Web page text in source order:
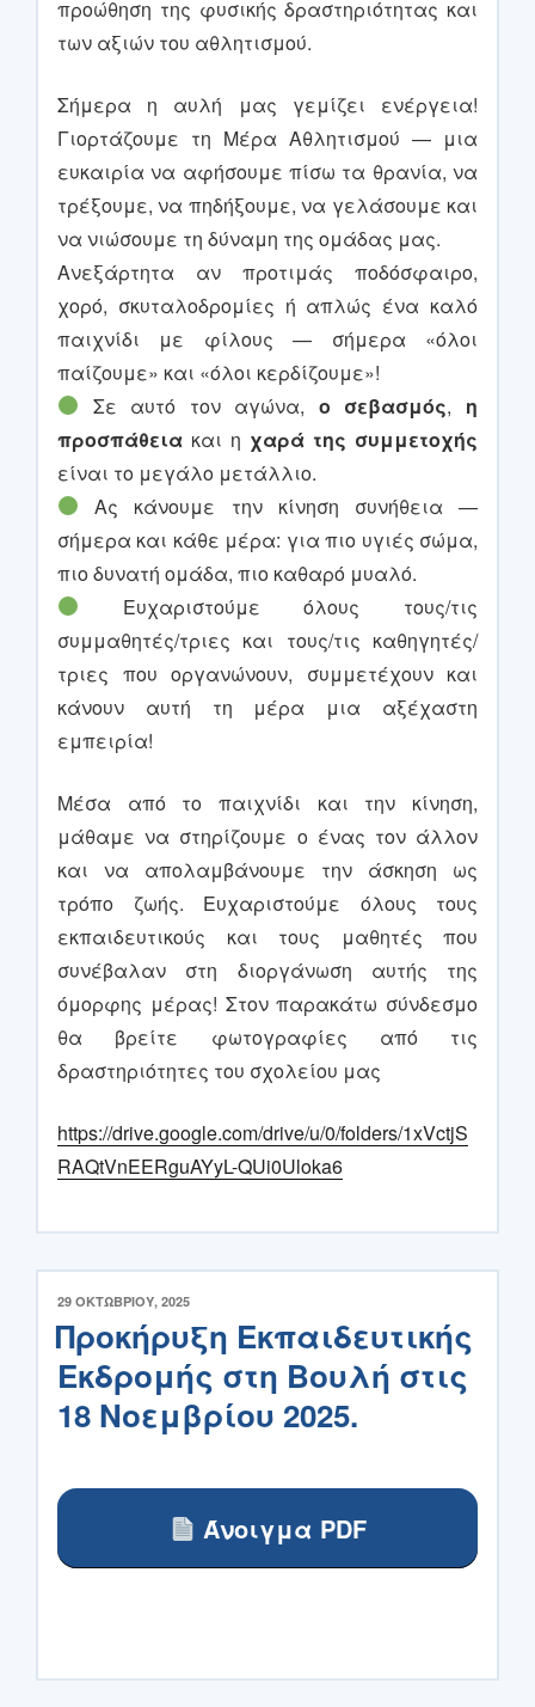
προώθηση της φυσικής δραστηριότητας και
των αξιών του αθλητισμού.
Σήμερα η αυλή μας γεμίζει ενέργεια!
Γιορτάζουμε τη Μέρα Αθλητισμού — μια
ευκαιρία να αφήσουμε πίσω τα θρανία, να
τρέξουμε, να πηδήξουμε, να γελάσουμε και
να νιώσουμε τη δύναμη της ομάδας μας.
Ανεξάρτητα αν προτιμάς ποδόσφαιρο,
χορό, σκυταλοδρομίες ή απλώς ένα καλό
παιχνίδι με φίλους — σήμερα «όλοι
παίζουμε» και «όλοι κερδίζουμε»!
Σε αυτό τον αγώνα, ο σεβασμός, η
προσπάθεια και η χαρά της συμμετοχής
είναι το μεγάλο μετάλλιο.
Ας κάνουμε την κίνηση συνήθεια —
σήμερα και κάθε μέρα: για πιο υγιές σώμα,
πιο δυνατή ομάδα, πιο καθαρό μυαλό.
Ευχαριστούμε όλους τους/τις
συμμαθητές/τριες και τους/τις καθηγητές/
τριες που οργανώνουν, συμμετέχουν και
κάνουν αυτή τη μέρα μια αξέχαστη
εμπειρία!
Μέσα από το παιχνίδι και την κίνηση,
μάθαμε να στηρίζουμε ο ένας τον άλλον
και να απολαμβάνουμε την άσκηση ως
τρόπο ζωής. Ευχαριστούμε όλους τους
εκπαιδευτικούς και τους μαθητές που
συνέβαλαν στη διοργάνωση αυτής της
όμορφης μέρας! Στον παρακάτω σύνδεσμο
θα βρείτε φωτογραφίες από τις
δραστηριότητες του σχολείου μας
https://drive.google.com/drive/u/0/folders/1xVctjS
RAQtVnEERguAYyL-QUi0Uloka6
ΔΗΜΟΣΙΕΎΤΗΚΕ
29 ΟΚΤΩΒΡΊΟΥ, 2025
Προκήρυξη Εκπαιδευτικής
Εκδρομής στη Βουλή στις
18 Νοεμβρίου 2025.
Άνοιγμα PDF